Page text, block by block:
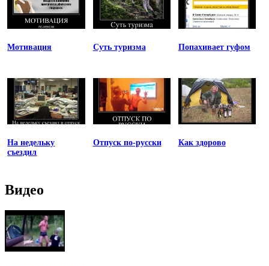
Мотивация Суть туризма Попахивает гуфом
На недельку
съездил
Отпуск по-русски Как здорово
Видео